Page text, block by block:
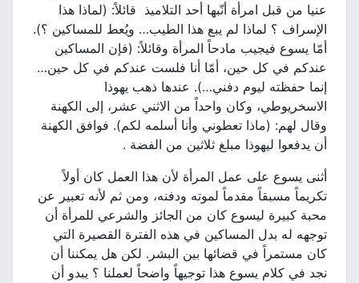
عنيا من قبل امرأة أنّبها أحد التلاميذ قائلاً: (لماذا هذا
الإسراف ؟ لماذا لم يبع هذا الطيب… ويُعط للمساكين ؟).
أمّا يسوع فيجيب مادحاً المرأة وقائلاً: (فإن المساكين
عندكم في كل حين، أمّا أنا فلست عندكم في كل حين…
إنما حفظته ليوم دفني…). عندها ذهب يهوذا
الاسخريوطي، وكان واحداً من الاثني عشر، إلى الكهنة
وقال لهم: (ماذا تعطوني وأنا أسلمه لكم). فوافق الكهنة
أن يدفعوا ليهوذا مبلغ ثلاثين من الفضة .
أثنى يسوع على عمل المرأة لأن هذا العمل كان أولاً
تكريماً مسبقاً مقدماً لموته ودفنه، ومن ثم لأنه تعبير عن
محبة كبيرة ليسوع كان من الجائز والشرعي للمرأة أن
توجهه له بدل المساكين في هذه الفترة القصيرة التي
كان مستمراً في قضائها بين البشر. لكن هل يمكننا أن
نجد في كلام يسوع هذا توجيهاً واضحاً لعملنا ؟ يبدو أن